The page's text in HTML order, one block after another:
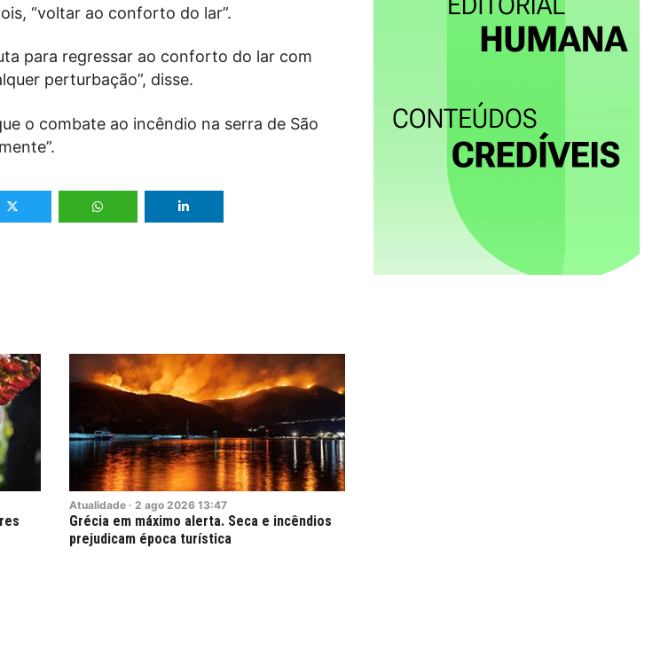
“voltar ao conforto do lar”.
para regressar ao conforto do lar com
perturbação”, disse.
o combate ao incêndio na serra de São
Atualidade · 2 ago 2026 13:47
Grécia em máximo alerta. Seca e incêndios
prejudicam época turística